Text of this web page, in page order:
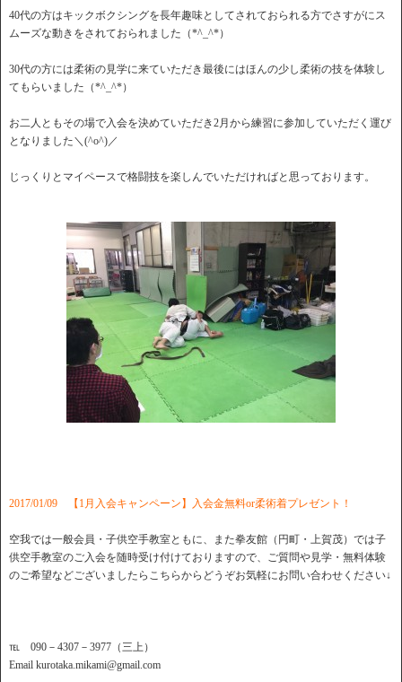
40代の方はキックボクシングを長年趣味としてされておられる方でさすがにス
ムーズな動きをされておられました（*^_^*）
30代の方には柔術の見学に来ていただき最後にはほんの少し柔術の技を体験し
てもらいました（*^_^*）
お二人ともその場で入会を決めていただき2月から練習に参加していただく運び
となりました＼(^o^)／
じっくりとマイペースで格闘技を楽しんでいただければと思っております。
2017/01/09 【1月入会キャンペーン】入会金無料or柔術着プレゼント！
空我では一般会員・子供空手教室ともに、また拳友館（円町・上賀茂）では子
供空手教室のご入会を随時受け付けておりますので、ご質問や見学・無料体験
のご希望などございましたらこちらからどうぞお気軽にお問い合わせください↓
℡ 090－4307－3977（三上）
Email kurotaka.mikami@gmail.com